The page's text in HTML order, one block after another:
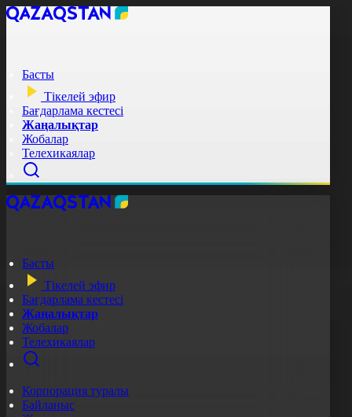
Басты
Тікелей эфир
Бағдарлама кестесі
Жаңалықтар
Жобалар
Телехикаялар
Басты
Тікелей эфир
Бағдарлама кестесі
Жаңалықтар
Жобалар
Телехикаялар
Корпорация туралы
Байланыс